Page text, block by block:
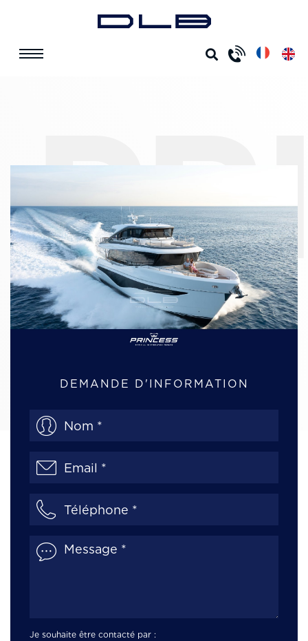
ACCUEIL PRINCESS X80
DEMANDE D'INFORMATION
Je souhaite être contacté par :